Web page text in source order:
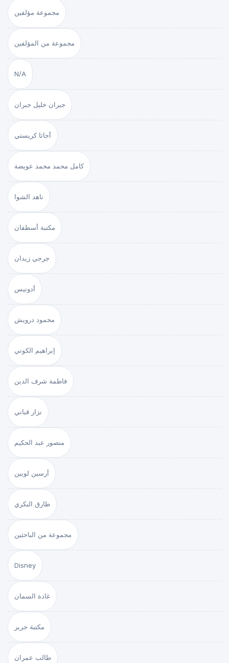
مجموعة مؤلفين
مجموعة من المؤلفين
N/A
جبران خليل جبران
أجاثا كريستي
كامل محمد محمد عويضة
ناهد الشوا
مكتبة أسطفان
جرجي زيدان
أدونيس
محمود درويش
إبراهيم الكوني
فاطمة شرف الدين
نزار قباني
منصور عبد الحكيم
أرسين لوبين
طارق البكري
مجموعة من الباحثين
Disney
غادة السمان
مكتبة جرير
طالب عمران